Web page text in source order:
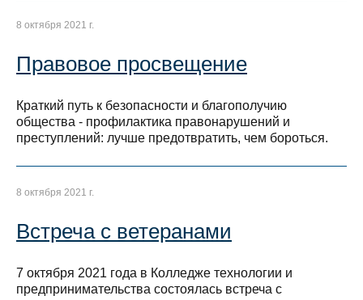
8 октября 2021 г.
Правовое просвещение
Краткий путь к безопасности и благополучию
общества - профилактика правонарушений и
преступлений: лучше предотвратить, чем бороться.
8 октября 2021 г.
Встреча с ветеранами
7 октября 2021 года в Колледже технологии и
предпринимательства состоялась встреча с